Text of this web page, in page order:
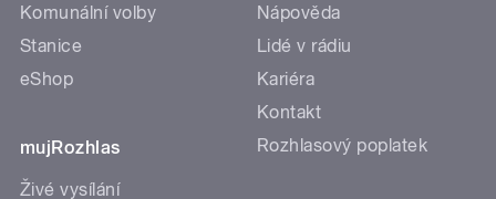
Komunální volby
Stanice
eShop
mujRozhlas
Živé vysílání
Nápověda
Lidé v rádiu
Kariéra
Kontakt
Rozhlasový poplatek